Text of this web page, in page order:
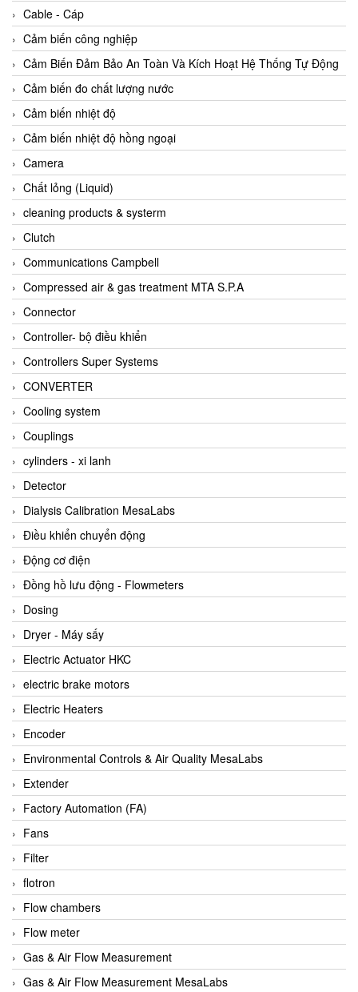
Aii Vietnam
AIKOH
AINUO Vietnam
AIR MAJOR
Aira Euro Automation
Airtac Vietnam
Airtec Vietnam
AI-Tek Vietnam
Akerstroms Viet Nam
AKO Armaturen & Separationstechnik
AKO Armaturen & Separationstechnik Vietnam
AKUSENSE
ALA OFFICINE SPA
Albrecht-Automatik Viet Nam
Allen Bradley Vietnam
Alpha Moisture Vietnam
Alpha-Achem Vietnam
Alphino
ALRE-IT Vietnam
Altech
Amarillo Gear
Ametek
AMPTRON Vietnam
AND Vietnam
ANDERSON-NEGELE
ANDILOG Technologies Vietnam
Anritsu
ANTEC S.A
Antico pumps
Anybus/ HMS
AOBEN
Apex Dynamics Vietnam
Apex Dynamics Vietnam
Apiste
APLISENS VietNam
Apollo Fire
Appleton
AQ Matic
Aqualabo Vietnam
Aquametro
Cable - Cáp
Cảm biến công nghiệp
Cảm Biến Đảm Bảo An Toàn Và Kích Hoạt Hệ Thống Tự Động
Cảm biến đo chất lượng nước
Cảm biến nhiệt độ
Cảm biến nhiệt độ hồng ngoại
Camera
Chất lỏng (Liquid)
cleaning products & systerm
Clutch
Communications Campbell
Compressed air & gas treatment MTA S.P.A
Connector
Controller- bộ điều khiển
Controllers Super Systems
CONVERTER
Cooling system
Couplings
cylinders - xi lanh
Detector
Dialysis Calibration MesaLabs
Điều khiển chuyển động
Động cơ điện
Đồng hồ lưu động - Flowmeters
Dosing
Dryer - Máy sấy
Electric Actuator HKC
electric brake motors
Electric Heaters
Encoder
Environmental Controls & Air Quality MesaLabs
Extender
Factory Automation (FA)
Fans
Filter
flotron
Flow chambers
Flow meter
Gas & Air Flow Measurement
Gas & Air Flow Measurement MesaLabs